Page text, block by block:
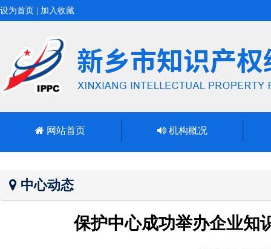
设为首页 加入收藏
网站首页 机构概况
中心动态
保护中心成功举办企业知